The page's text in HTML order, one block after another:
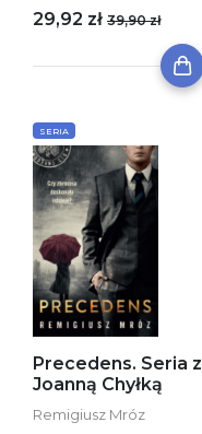
29,92 zł 39,90 zł
SERIA
Precedens. Seria z
Joanną Chyłką
Remigiusz Mróz